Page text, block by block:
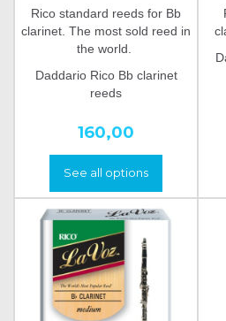
Rico standard reeds for Bb
clarinet. The most sold reed in
the world.
Daddario Rico Bb clarinet
reeds
160,00
See all options